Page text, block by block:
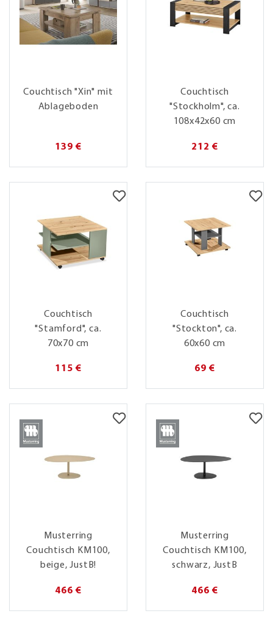
Couchtisch "Xin" mit
Ablageboden
139 €
Couchtisch
"Stockholm", ca.
108x42x60 cm
212 €
Couchtisch
"Stamford", ca.
70x70 cm
115 €
Couchtisch
"Stockton", ca.
60x60 cm
69 €
Musterring
Couchtisch KM100,
beige, JustB!
466 €
Musterring
Couchtisch KM100,
schwarz, JustB
466 €